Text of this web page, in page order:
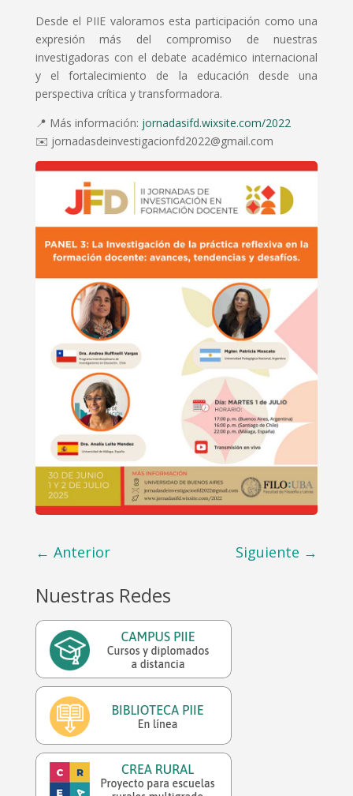
Desde el PIIE valoramos esta participación como una
expresión más del compromiso de nuestras
investigadoras con el debate académico internacional
y el fortalecimiento de la educación desde una
perspectiva crítica y transformadora.
📍 Más información: jornadasifd.wixsite.com/2022
✉️ jornadasdeinvestigacionfd2022@gmail.com
← Anterior Siguiente →
Nuestras Redes